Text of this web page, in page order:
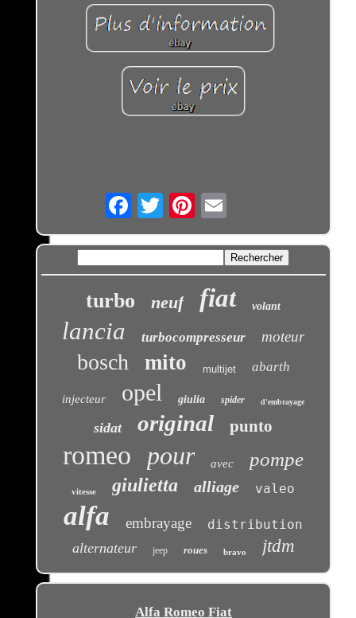
Email
turbo neuf fiat volant
lancia turbocompresseur moteur
bosch mito multijet abarth
injecteur opel giulia spider d'embrayage
sidat original punto
romeo pour avec pompe
vitesse giulietta alliage valeo
alfa embrayage distribution
alternateur jeep roues bravo jtdm
Alfa Romeo Fiat